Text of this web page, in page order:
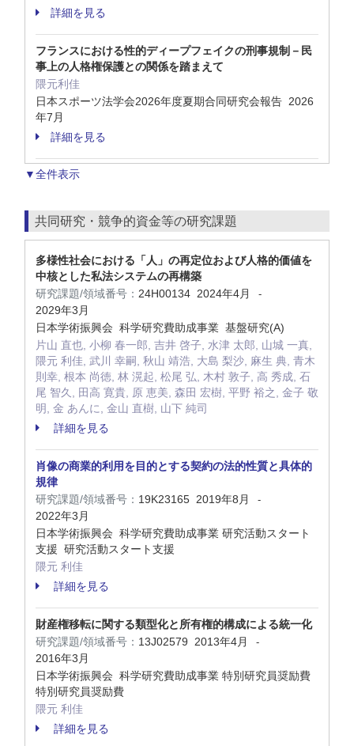
詳細を見る
フランスにおける性的ディープフェイクの刑事規制－民
事上の人格権保護との関係を踏まえて
隈元利佳
日本スポーツ法学会2026年度夏期合同研究会報告 2026
年7月
詳細を見る
▼全件表示
共同研究・競争的資金等の研究課題
多様性社会における「人」の再定位および人格的価値を
中核とした私法システムの再構築
研究課題/領域番号： 24H00134 2024年4月 -
2029年3月
日本学術振興会 科学研究費助成事業 基盤研究(A)
片山 直也, 小柳 春一郎, 吉井 啓子, 水津 太郎, 山城 一真,
隈元 利佳, 武川 幸嗣, 秋山 靖浩, 大島 梨沙, 麻生 典, 青木
則幸, 根本 尚徳, 林 滉起, 松尾 弘, 木村 敦子, 高 秀成, 石
尾 智久, 田高 寛貴, 原 恵美, 森田 宏樹, 平野 裕之, 金子 敬
明, 金 あんに, 金山 直樹, 山下 純司
詳細を見る
肖像の商業的利用を目的とする契約の法的性質と具体的
規律
研究課題/領域番号： 19K23165 2019年8月 -
2022年3月
日本学術振興会 科学研究費助成事業 研究活動スタート
支援 研究活動スタート支援
隈元 利佳
詳細を見る
財産権移転に関する類型化と所有権的構成による統一化
研究課題/領域番号： 13J02579 2013年4月 -
2016年3月
日本学術振興会 科学研究費助成事業 特別研究員奨励費
特別研究員奨励費
隈元 利佳
詳細を見る